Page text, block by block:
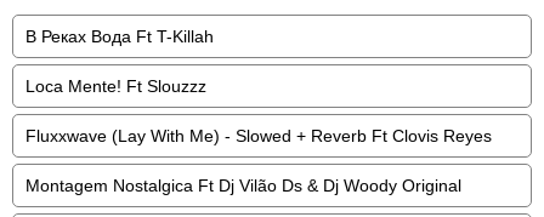
В Реках Вода Ft T-Killah
Loca Mente! Ft Slouzzz
Fluxxwave (Lay With Me) - Slowed + Reverb Ft Clovis Reyes
Montagem Nostalgica Ft Dj Vilão Ds & Dj Woody Original